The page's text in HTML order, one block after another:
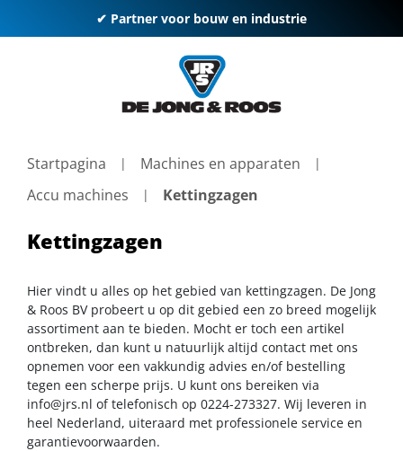
✔ Partner voor bouw en industrie
Startpagina
Machines en apparaten
Accu machines
Kettingzagen
Kettingzagen
Hier vindt u alles op het gebied van kettingzagen. De Jong
& Roos BV probeert u op dit gebied een zo breed mogelijk
assortiment aan te bieden. Mocht er toch een artikel
ontbreken, dan kunt u natuurlijk altijd contact met ons
opnemen voor een vakkundig advies en/of bestelling
tegen een scherpe prijs. U kunt ons bereiken via
info@jrs.nl of telefonisch op 0224-273327. Wij leveren in
heel Nederland, uiteraard met professionele service en
garantievoorwaarden.